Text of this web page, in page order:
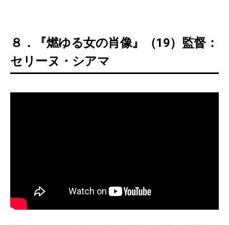
８．『燃ゆる女の肖像』（19）監督：
セリーヌ・シアマ